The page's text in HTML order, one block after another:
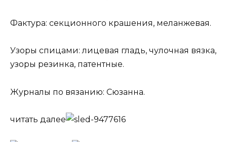
Фактура: секционного крашения, меланжевая.
Узоры спицами: лицевая гладь, чулочная вязка,
узоры резинка, патентные.
Журналы по вязанию: Сюзанна.
читать далее